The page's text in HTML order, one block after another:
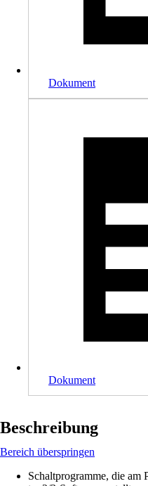
Dokument
Dokument
Beschreibung
Bereich überspringen
Schaltprogramme, die